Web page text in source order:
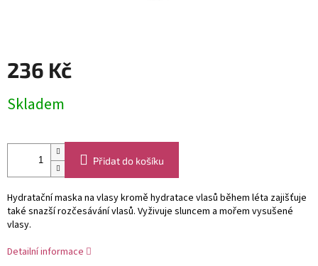
236 Kč
cena:
Skladem
Přidat do košíku
Hydratační maska ​​na vlasy kromě hydratace vlasů během léta zajišťuje
také snazší rozčesávání vlasů. Vyživuje sluncem a mořem vysušené
vlasy.
Detailní informace